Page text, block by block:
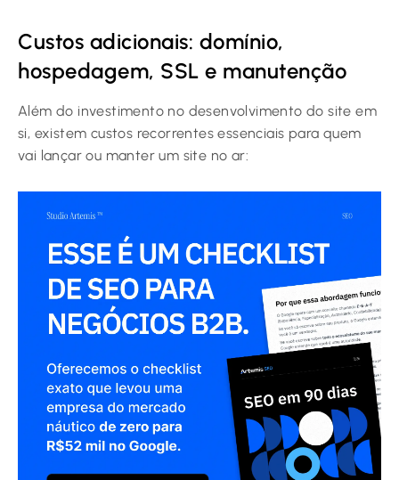
Custos adicionais: domínio,
hospedagem, SSL e manutenção
Além do investimento no desenvolvimento do site em
si, existem custos recorrentes essenciais para quem
vai lançar ou manter um site no ar: